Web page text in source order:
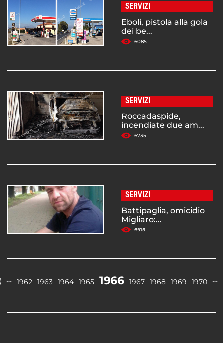
SERVIZI
Eboli, pistola alla gola
dei be...
6085
SERVIZI
Roccadaspide,
incendiate due am...
6735
SERVIZI
Battipaglia, omicidio
Migliaro:...
6915
… 1962 1963 1964 1965 1966 1967 1968 1969 1970 …